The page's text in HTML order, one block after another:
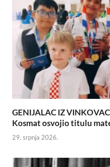
GENIJALAC IZ
Kosmat osvojio titulu
29. srpnja 2026.